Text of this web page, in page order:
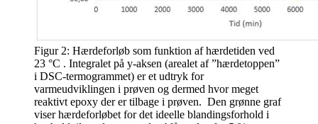
Figur 2: Hærdeforløb som funktion af hærdetiden ved
23 °C . Integralet på y-aksen (arealet af ”hærdetoppen”
i DSC-termogrammet) er et udtryk for
varmeudviklingen i prøven og dermed hvor meget
reaktivt epoxy der er tilbage i prøven. Den grønne graf
viser hærdeforløbet for det ideelle blandingsforhold i